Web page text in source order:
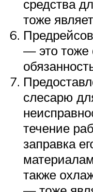
средства
тоже
— это тоже
слесарю
течение
заправка
также